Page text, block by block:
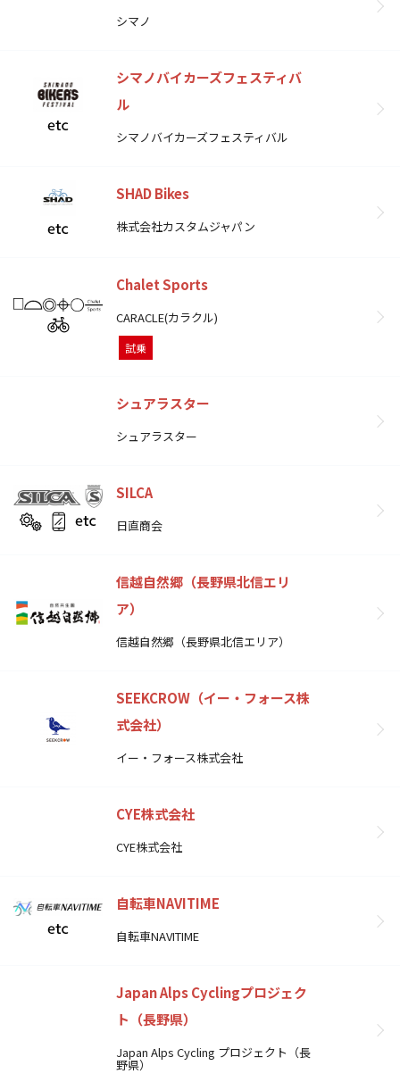
シマノ
シマノバイカーズフェスティバ
ル
シマノバイカーズフェスティバル
SHAD Bikes
株式会社カスタムジャパン
Chalet Sports
CARACLE(カラクル)
試乗
シュアラスター
シュアラスター
SILCA
日直商会
信越自然郷（長野県北信エリ
ア）
信越自然郷（長野県北信エリア）
SEEKCROW（イー・フォース株
式会社）
イー・フォース株式会社
CYE株式会社
CYE株式会社
自転車NAVITIME
自転車NAVITIME
Japan Alps Cyclingプロジェク
ト（長野県）
Japan Alps Cycling プロジェクト（長
野県）